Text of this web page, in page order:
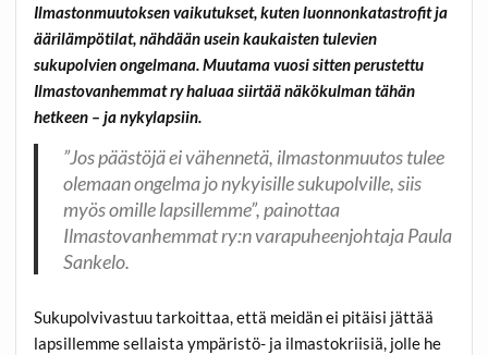
Ilmastonmuutoksen vaikutukset, kuten luonnonkatastrofit ja
äärilämpötilat, nähdään usein kaukaisten tulevien
sukupolvien ongelmana. Muutama vuosi sitten perustettu
Ilmastovanhemmat ry haluaa siirtää näkökulman tähän
hetkeen – ja nykylapsiin.
”Jos päästöjä ei vähennetä, ilmastonmuutos tulee
olemaan ongelma jo nykyisille sukupolville, siis
myös omille lapsillemme”, painottaa
Ilmastovanhemmat ry:n varapuheenjohtaja Paula
Sankelo.
Sukupolvivastuu tarkoittaa, että meidän ei pitäisi jättää
lapsillemme sellaista ympäristö- ja ilmastokriisiä, jolle he